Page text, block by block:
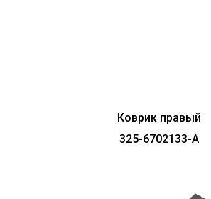
Коврик правый
325-6702133-А